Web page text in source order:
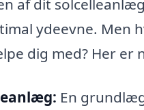
af dit
ydeevne. Men
dig med? Her
En